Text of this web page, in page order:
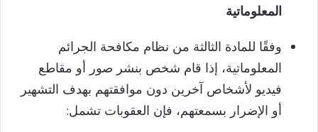
المعلوماتية
وفقًا للمادة الثالثة من نظام مكافحة الجرائم
المعلوماتية، إذا قام شخص بنشر صور أو مقاطع
فيديو لأشخاص آخرين دون موافقتهم بهدف التشهير
أو الإضرار بسمعتهم، فإن العقوبات تشمل: